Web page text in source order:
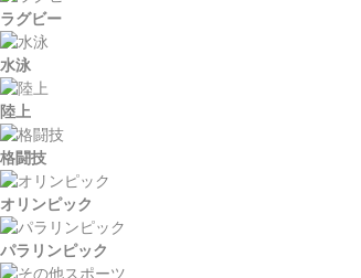
ラグビー
水泳
陸上
格闘技
オリンピック
パラリンピック